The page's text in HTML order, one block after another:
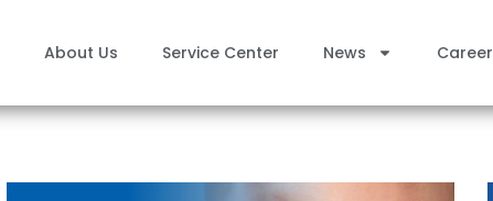
About Us Service Center News Career